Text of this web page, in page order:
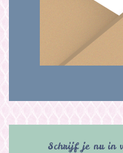
Schrijf je nu in